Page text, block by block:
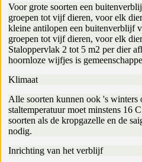
Voor grote soorten een
groepen tot vijf dieren, voor elk
kleine antilopen een buitenverblijf
groepen tot vijf dieren, voor elk
Staloppervlak 2 tot 5 m2 per dier
hoornloze wijfjes is
Klimaat
Alle soorten kunnen ook 's winters
staltemperatuur moet minstens 16
soorten als de kropgazelle en de
nodig.
Inrichting van het verblijf